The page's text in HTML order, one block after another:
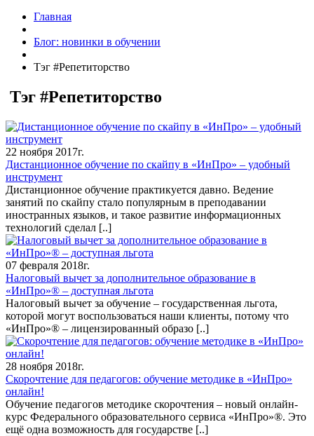
Главная
Блог: новинки в обучении
Тэг #Репетиторство
Тэг #Репетиторство
22 ноября 2017г.
Дистанционное обучение по скайпу в «ИнПро» – удобный
инструмент
Дистанционное обучение практикуется давно. Ведение
занятий по скайпу стало популярным в преподавании
иностранных языков, и такое развитие информационных
технологий сделал [..]
07 февраля 2018г.
Налоговый вычет за дополнительное образование в
«ИнПро»® – доступная льгота
Налоговый вычет за обучение – государственная льгота,
которой могут воспользоваться наши клиенты, потому что
«ИнПро»® – лицензированный образо [..]
28 ноября 2018г.
Скорочтение для педагогов: обучение методике в «ИнПро»
онлайн!
Обучение педагогов методике скорочтения – новый онлайн-
курс Федерального образовательного сервиса «ИнПро»®. Это
ещё одна возможность для государстве [..]